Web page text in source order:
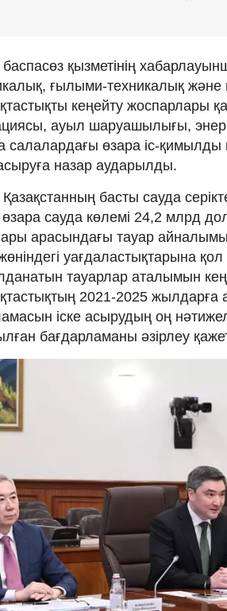
баспасөз қызметінің
ғылыми-техникалық және
кеңейту жоспарлары
ауыл шаруашылығы,
салалардағы өзара іс-қимылды
назар аударылды.
басты сауда
сауда көлемі 24,2 млрд
арасындағы тауар
уағдаластықтарына
тауарлар аталымын
2021-2025 жылдарға
іске асырудың оң
бағдарламаны әзірлеу